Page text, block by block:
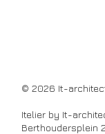
© 2026 It-
Itelier by It-
Berthoudersplein